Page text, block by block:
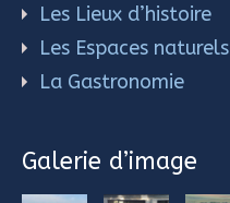
Les Lieux d’histoire
Les Espaces naturels
La Gastronomie
Galerie d’image